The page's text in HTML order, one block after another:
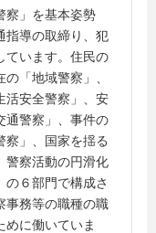
察」を基本姿勢
指導の取締り、犯
ています。住民の
「地域警察」、
活安全警察」、安
通警察」、事件の
察」、国家を揺る
警察活動の円滑化
の６部門で構成さ
事務等の職種の職
めに働いていま